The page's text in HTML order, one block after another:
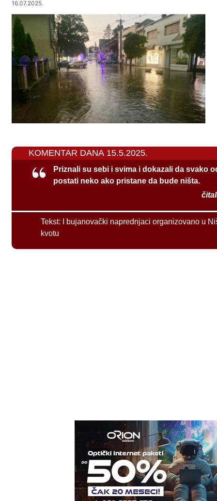
16.07.2025.
KOMENTAR DANA 15.5.2025.
Priznali su sebi i svima i dokazali da svako
postati neko ako pristane da bude ništa.
Tekst:
I bujanovački naprednjaci organizovano u
kvotu